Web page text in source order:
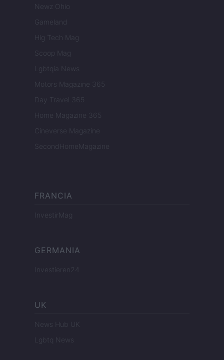
Newz Ohio
Gameland
Hig Tech Mag
Scoop Mag
Lgbtqia News
Motors Magazine 365
Day Travel 365
Home Magazine 365
Cineverse Magazine
SecondHomeMagazine
FRANCIA
InvestirMag
GERMANIA
Investieren24
UK
News Hub UK
Lgbtq News